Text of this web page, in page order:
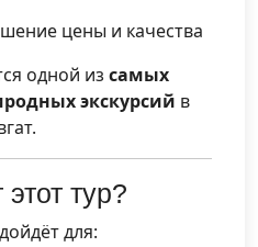
цены и качества
одной из самых
экскурсий в
тур?
для: